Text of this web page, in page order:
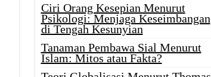
Ciri Orang Kesepian Menurut
Psikologi: Menjaga Keseimbangan
di Tengah Kesunyian
Tanaman Pembawa Sial Menurut
Islam: Mitos atau Fakta?